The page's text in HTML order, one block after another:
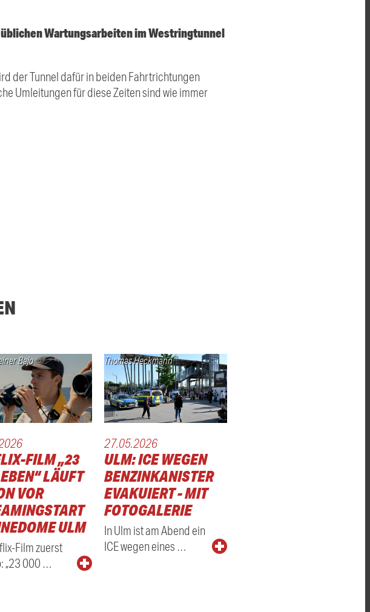
Wartungsarbeiten im Westringtunnel
der Tunnel dafür in beiden Fahrtrichtungen
Umleitungen für diese Zeiten sind wie immer
Bajo
FILM „23
LÄUFT
VOR
ULM
Film zuerst
„23 000 …
Thomas Heckmann
27.05.2026
ULM: ICE WEGEN
BENZINKANISTER
EVAKUIERT - MIT
FOTOGALERIE
In Ulm ist am Abend ein
ICE wegen eines …